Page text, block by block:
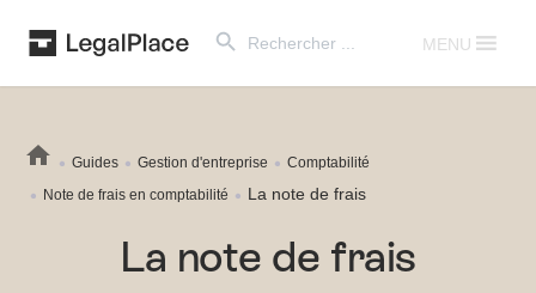
for:
MENU
Guides Gestion d'entreprise
Comptabilité
Note de frais en comptabilité
La note de frais
La note de frais